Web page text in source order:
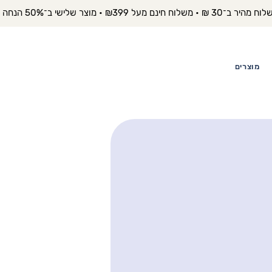
ב־30 ₪ • משלוח חינם מעל ₪399 • מוצר שלישי ב־50% הנחה
מוצרים